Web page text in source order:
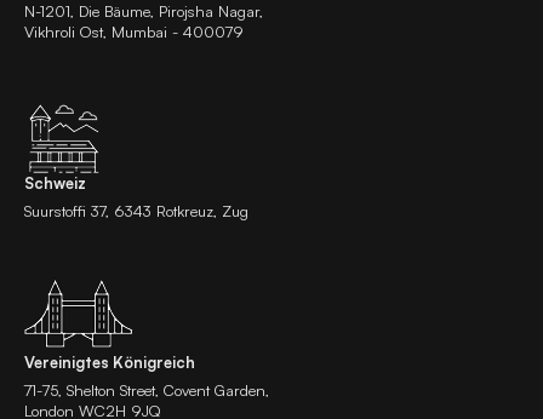
N-1201, Die Bäume, Pirojsha Nagar,
Vikhroli Ost, Mumbai - 400079
Schweiz
Suurstoffi 37, 6343 Rotkreuz, Zug
Vereinigtes Königreich
71-75, Shelton Street, Covent Garden,
London WC2H 9JQ